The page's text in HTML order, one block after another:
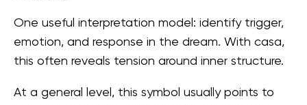
One useful interpretation model: identify trigger,
emotion, and response in the dream. With casa,
this often reveals tension around inner structure.
At a general level, this symbol usually points to